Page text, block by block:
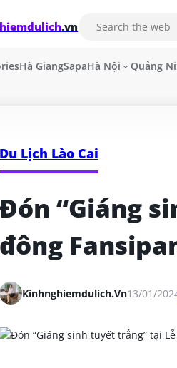
.vn
Hà GiangSapaHà Nội Quảng
Du Lịch Lào Cai
Đón “Giáng
đông
Kinhnghiemdulich.vn13/01/